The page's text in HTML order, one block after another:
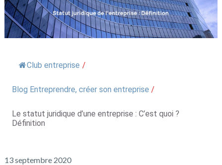
Club entreprise /
Blog Entreprendre, créer son entreprise /
Le statut juridique d’une entreprise : C’est quoi ?
Définition
13 septembre 2020